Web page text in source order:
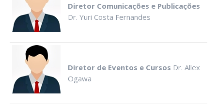
Diretor Comunicações e Publicações
Dr. Yuri Costa Fernandes
Diretor de Eventos e Cursos Dr. Allex
Ogawa